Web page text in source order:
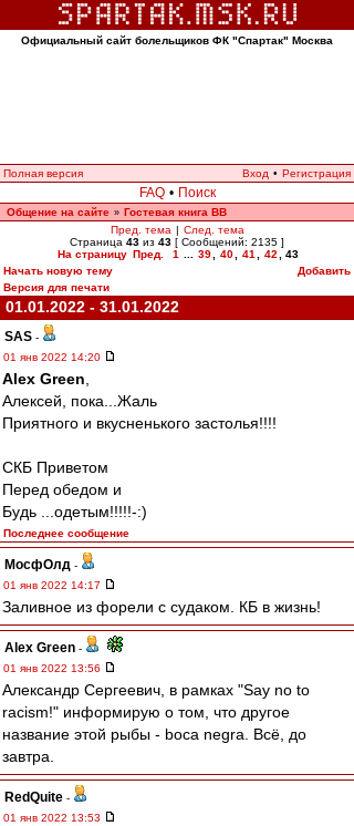
Официальный сайт болельщиков ФК "Спартак" Москва
Полная версия Вход • Регистрация
FAQ • Поиск
Общение на сайте » Гостевая книга ВВ
Пред. тема | След. тема
Страница 43 из 43 [ Сообщений: 2135 ]
На страницу Пред. 1 39 40 41 42
43
Начать новую тему
Добавить
Версия для печати
01.01.2022 - 31.01.2022
SAS -
01 янв 2022 14:20
Alex Green
Алексей, пока...Жаль
Приятного и вкусненького застолья!!!!
СКБ Приветом
Перед обедом и
Будь ...одетым!!!!!-:)
Последнее сообщение
МосфОлд -
01 янв 2022 14:17
Заливное из форели с судаком. КБ в жизнь!
Alex Green -
01 янв 2022 13:56
Александр Сергеевич, в рамках "Say no to
racism!" информирую о том, что другое
название этой рыбы - boca negra. Всё, до
завтра.
RedQuite -
01 янв 2022 13:53